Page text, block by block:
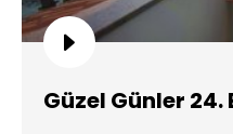
Güzel Günler